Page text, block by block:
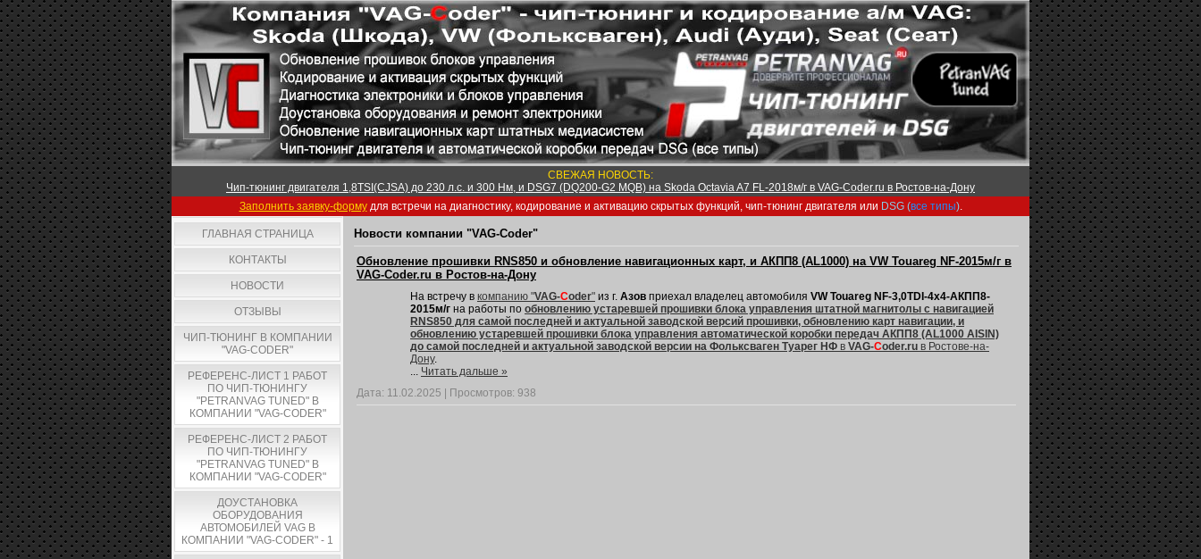
СВЕЖАЯ НОВОСТЬ:
Чип-тюнинг двигателя 1,8TSI(CJSA) до 230 л.с. и 300 Нм, и DSG7 (DQ200-G2 MQB) на Skoda Octavia A7 FL-2018м/г в VAG-Coder.ru в Ростов-на-Дону
Заполнить заявку-формудля встречи на диагностику, кодирование и активацию скрытых функций, чип-тюнинг двигателя или DSG (все типы).
ГЛАВНАЯ СТРАНИЦА
КОНТАКТЫ
НОВОСТИ
ОТЗЫВЫ
ЧИП-ТЮНИНГ В КОМПАНИИ
"VAG-CODER"
РЕФЕРЕНС-ЛИСТ 1 РАБОТ
ПО ЧИП-ТЮНИНГУ
"PETRANVAG TUNED" В
КОМПАНИИ "VAG-CODER"
РЕФЕРЕНС-ЛИСТ 2 РАБОТ
ПО ЧИП-ТЮНИНГУ
"PETRANVAG TUNED" В
КОМПАНИИ "VAG-CODER"
ДОУСТАНОВКА
ОБОРУДОВАНИЯ
АВТОМОБИЛЕЙ VAG В
КОМПАНИИ "VAG-CODER" - 1
Новости компании "VAG-Coder"
Обновление прошивки RNS850 и обновление навигационных карт, и АКПП8 (AL1000) на VW Touareg NF-2015м/г в
VAG-Coder.ru в Ростов-на-Дону
На встречу в компанию "VAG-Coder" из г. Азов приехал владелец автомобиля VW Touareg NF-3,0TDI-4х4-АКПП8-
2015м/г на работы по обновлению устаревшей прошивки блока управления штатной магнитолы с навигацией
RNS850 для самой последней и актуальной заводской версий прошивки, обновлению карт навигации, и
обновлению устаревшей прошивки блока управления автоматической коробки передач АКПП8 (AL1000 AISIN)
до самой последней и актуальной заводской версии на Фольксваген Туарег НФ в VAG-Coder.ru в Ростове-на-
Дону.
... Читать дальше »
Дата: 11.02.2025 Просмотров: 938